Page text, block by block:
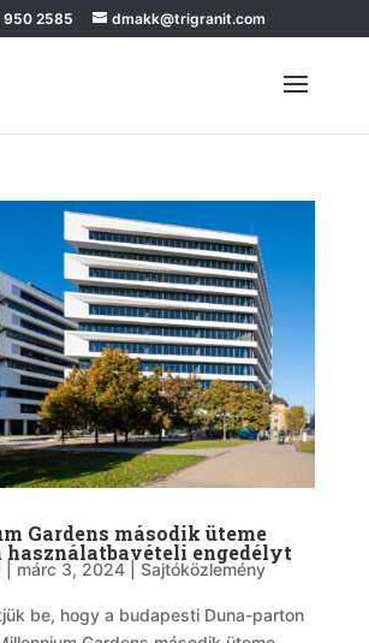
950 2585 dmakk@trigranit.com
Gardens második üteme
használatbavételi engedélyt
| márc 3, 2024| Sajtóközlemény
be, hogy a budapesti Duna-parton